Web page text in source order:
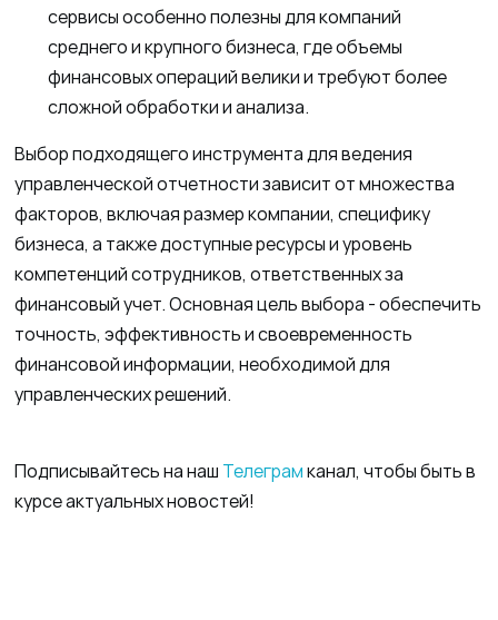
сервисы особенно полезны для компаний
среднего и крупного бизнеса, где объемы
финансовых операций велики и требуют более
сложной обработки и анализа.
Выбор подходящего инструмента для ведения
управленческой отчетности зависит от множества
факторов, включая размер компании, специфику
бизнеса, а также доступные ресурсы и уровень
компетенций сотрудников, ответственных за
финансовый учет. Основная цель выбора - обеспечить
точность, эффективность и своевременность
финансовой информации, необходимой для
управленческих решений.
Подписывайтесь на наш Телеграмканал, чтобы быть в
курсе актуальных новостей!